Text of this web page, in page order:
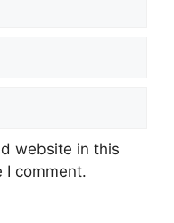
website in this
I comment.